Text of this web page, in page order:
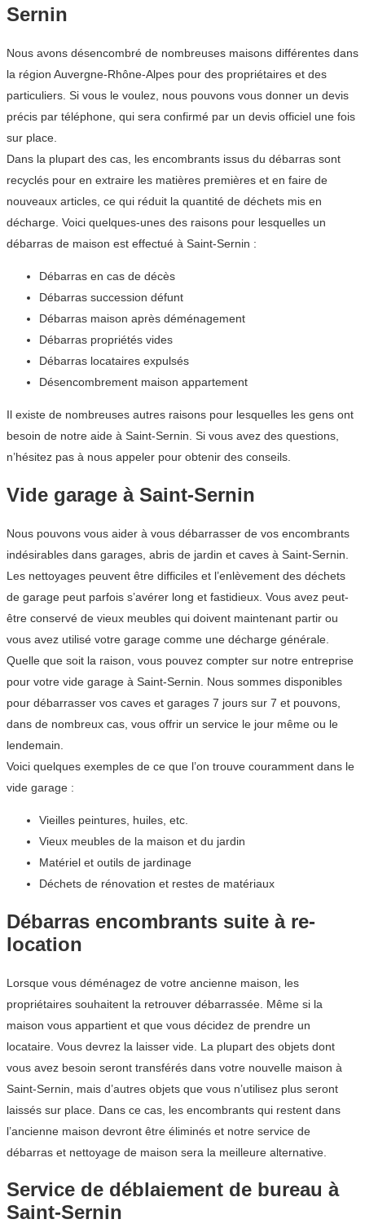
Sernin
Nous avons désencombré de nombreuses maisons différentes dans
la région Auvergne-Rhône-Alpes pour des propriétaires et des
particuliers. Si vous le voulez, nous pouvons vous donner un devis
précis par téléphone, qui sera confirmé par un devis officiel une fois
sur place.
Dans la plupart des cas, les encombrants issus du débarras sont
recyclés pour en extraire les matières premières et en faire de
nouveaux articles, ce qui réduit la quantité de déchets mis en
décharge. Voici quelques-unes des raisons pour lesquelles un
débarras de maison est effectué à Saint-Sernin :
Débarras en cas de décès
Débarras succession défunt
Débarras maison après déménagement
Débarras propriétés vides
Débarras locataires expulsés
Désencombrement maison appartement
Il existe de nombreuses autres raisons pour lesquelles les gens ont
besoin de notre aide à Saint-Sernin. Si vous avez des questions,
n’hésitez pas à nous appeler pour obtenir des conseils.
Vide garage à Saint-Sernin
Nous pouvons vous aider à vous débarrasser de vos encombrants
indésirables dans garages, abris de jardin et caves à Saint-Sernin.
Les nettoyages peuvent être difficiles et l’enlèvement des déchets
de garage peut parfois s’avérer long et fastidieux. Vous avez peut-
être conservé de vieux meubles qui doivent maintenant partir ou
vous avez utilisé votre garage comme une décharge générale.
Quelle que soit la raison, vous pouvez compter sur notre entreprise
pour votre vide garage à Saint-Sernin. Nous sommes disponibles
pour débarrasser vos caves et garages 7 jours sur 7 et pouvons,
dans de nombreux cas, vous offrir un service le jour même ou le
lendemain.
Voici quelques exemples de ce que l’on trouve couramment dans le
vide garage :
Vieilles peintures, huiles, etc.
Vieux meubles de la maison et du jardin
Matériel et outils de jardinage
Déchets de rénovation et restes de matériaux
Débarras encombrants suite à re-
location
Lorsque vous déménagez de votre ancienne maison, les
propriétaires souhaitent la retrouver débarrassée. Même si la
maison vous appartient et que vous décidez de prendre un
locataire. Vous devrez la laisser vide. La plupart des objets dont
vous avez besoin seront transférés dans votre nouvelle maison à
Saint-Sernin, mais d’autres objets que vous n’utilisez plus seront
laissés sur place. Dans ce cas, les encombrants qui restent dans
l’ancienne maison devront être éliminés et notre service de
débarras et nettoyage de maison sera la meilleure alternative.
Service de déblaiement de bureau à
Saint-Sernin